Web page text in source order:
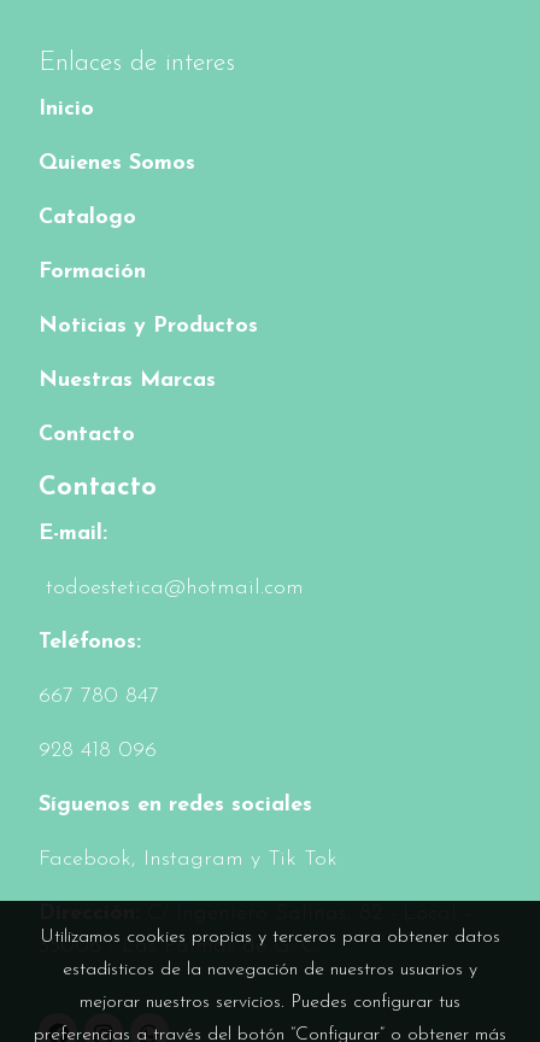
Enlaces de interes
Inicio
Quienes Somos
Catalogo
Formación
Noticias y Productos
Nuestras Marcas
Contacto
Contacto
E-mail:
todoestetica@hotmail.com
Teléfonos:
667 780 847
928 418 096
Síguenos en redes sociales
Facebook, Instagram y Tik Tok
35006 - Las Palmas de G. C.
Utilizamos cookies propias y terceros para obtener datos
estadísticos de la navegación de nuestros usuarios y
mejorar nuestros servicios. Puedes configurar tus
preferencias a través del botón “Configurar” o obtener más